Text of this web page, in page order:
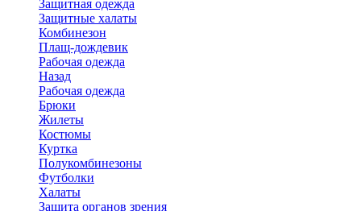
Защитная одежда
Защитные халаты
Комбинезон
Плащ-дождевик
Рабочая одежда
Назад
Рабочая одежда
Брюки
Жилеты
Костюмы
Куртка
Полукомбинезоны
Футболки
Халаты
Защита органов зрения